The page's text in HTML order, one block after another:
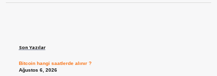
Son Yazılar
Bitcoin hangi saatlerde alınır ?
Ağustos 6, 2026